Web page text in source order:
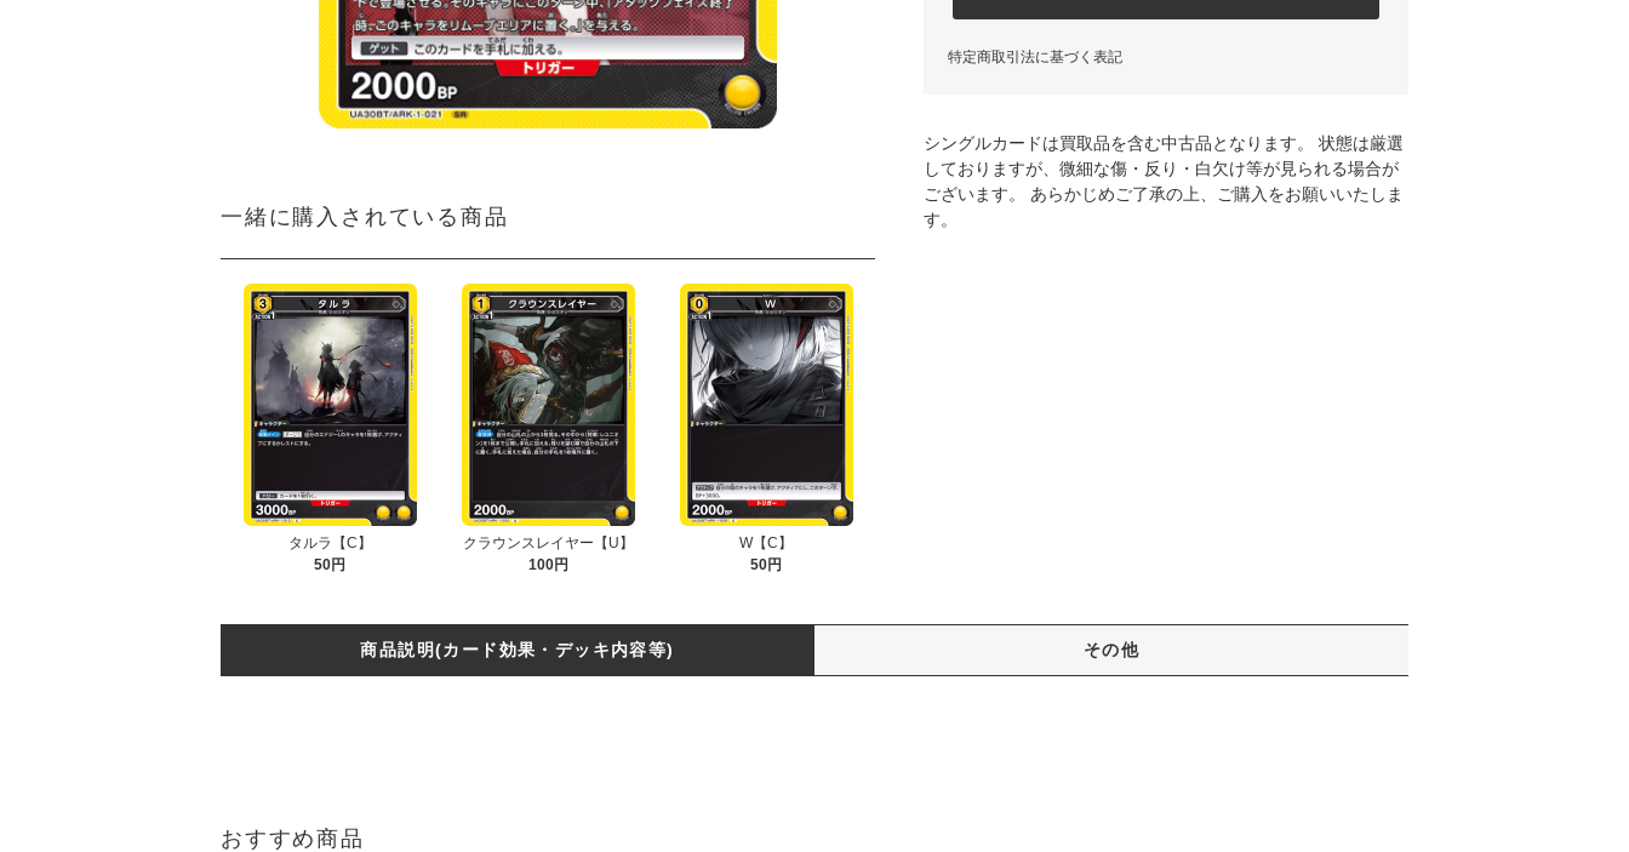
一緒に購入されている商品
タルラ【C】
50円
クラウンスレイヤー【U】
100円
W【C】
50円
特定商取引法に基づく表記
シングルカードは買取品を含む中古品となります。 状態は厳選
しておりますが、微細な傷・反り・白欠け等が見られる場合が
ございます。 あらかじめご了承の上、ご購入をお願いいたしま
す。
商品説明(カード効果・デッキ内容等) その他
おすすめ商品